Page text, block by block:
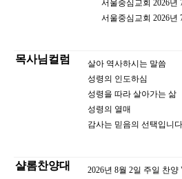
목사님컬럼
살아 역사하시는 말씀
성령의 인도하심
성령을 따라 살아가는 삶
성령의 열매
감사는 믿음의 선택입니다.
샬롬찬양대
2026년 8월 2일 주일 찬